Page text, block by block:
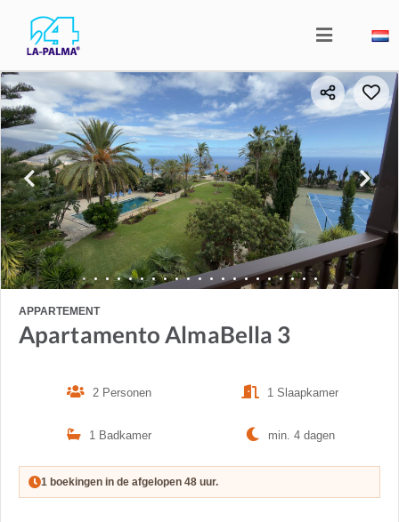
APPARTEMENT
Apartamento AlmaBella 3
2 Personen 1 Slaapkamer
1 Badkamer min. 4 dagen
1 boekingen in de afgelopen 48 uur.